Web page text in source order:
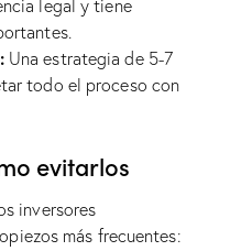
legal y tiene
Una estrategia de 5-7
todo el proceso con
evitarlos
inversores
más frecuentes: